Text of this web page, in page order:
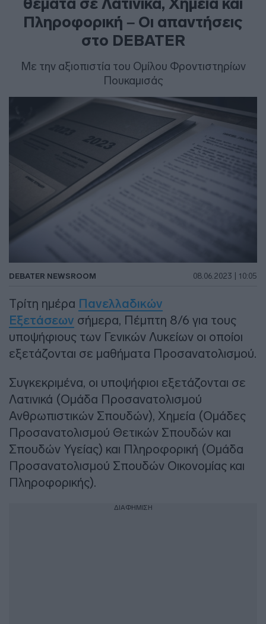
θέματα σε Λατινικά, Χημεία και
Πληροφορική – Οι απαντήσεις
στο DEBATER
Με την αξιοπιστία του Ομίλου Φροντιστηρίων
Πουκαμισάς
DEBATER NEWSROOM 08.06.2023 | 10:05
Tρίτη ημέρα Πανελλαδικών
Εξετάσεων σήμερα, Πέμπτη 8/6 για τους
υποψήφιους των Γενικών Λυκείων οι οποίοι
εξετάζονται σε μαθήματα Προσανατολισμού.
Συγκεκριμένα, οι υποψήφιοι εξετάζονται σε
Λατινικά (Ομάδα Προσανατολισμού
Ανθρωπιστικών Σπουδών), Χημεία (Ομάδες
Προσανατολισμού Θετικών Σπουδών και
Σπουδών Υγείας) και Πληροφορική (Ομάδα
Προσανατολισμού Σπουδών Οικονομίας και
Πληροφορικής).
ΔΙΑΦΗΜΙΣΗ